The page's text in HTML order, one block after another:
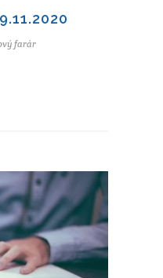
farár